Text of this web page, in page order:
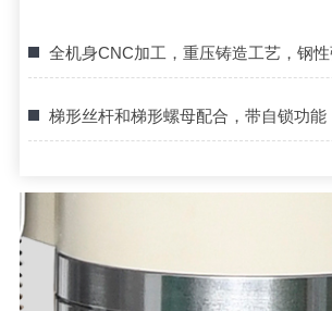
全机身CNC加工，重压铸造工艺，钢
梯形丝杆和梯形螺母配合，带自锁功能